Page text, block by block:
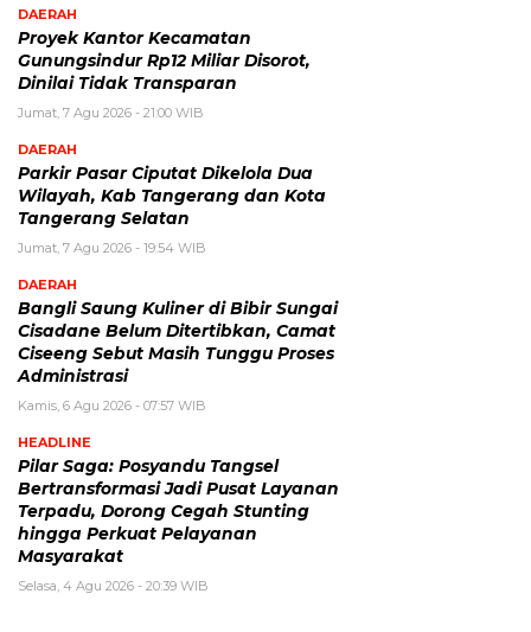
DAERAH
Proyek Kantor Kecamatan
Gunungsindur Rp12 Miliar Disorot,
Dinilai Tidak Transparan
Jumat, 7 Agu 2026 - 21:00 WIB
DAERAH
Parkir Pasar Ciputat Dikelola Dua
Wilayah, Kab Tangerang dan Kota
Tangerang Selatan
Jumat, 7 Agu 2026 - 19:54 WIB
DAERAH
Bangli Saung Kuliner di Bibir Sungai
Cisadane Belum Ditertibkan, Camat
Ciseeng Sebut Masih Tunggu Proses
Administrasi
Kamis, 6 Agu 2026 - 07:57 WIB
HEADLINE
Pilar Saga: Posyandu Tangsel
Bertransformasi Jadi Pusat Layanan
Terpadu, Dorong Cegah Stunting
hingga Perkuat Pelayanan
Masyarakat
Selasa, 4 Agu 2026 - 20:39 WIB